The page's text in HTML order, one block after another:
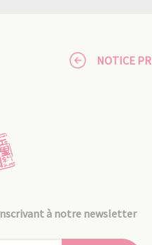
NOTICE
à notre newsletter